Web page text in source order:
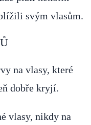
svým vlasům.
na vlasy, které
dobře kryjí.
vlasy, nikdy na